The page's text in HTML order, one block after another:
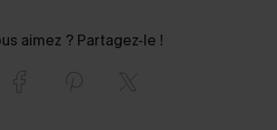
aimez ? Partagez-le !